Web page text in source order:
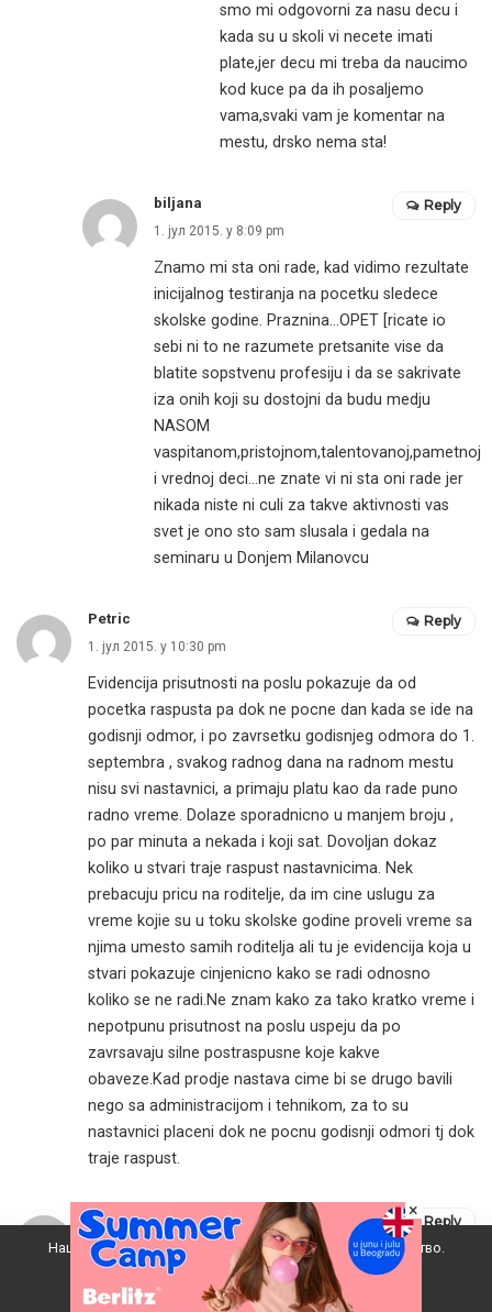
smo mi odgovorni za nasu decu i
kada su u skoli vi necete imati
plate,jer decu mi treba da naucimo
kod kuce pa da ih posaljemo
vama,svaki vam je komentar na
mestu, drsko nema sta!
biljana
1. јул 2015. у 8:09 pm
Znamo mi sta oni rade, kad vidimo rezultate
inicijalnog testiranja na pocetku sledece
skolske godine. Praznina…OPET [ricate io
sebi ni to ne razumete pretsanite vise da
blatite sopstvenu profesiju i da se sakrivate
iza onih koji su dostojni da budu medju
NASOM
vaspitanom,pristojnom,talentovanoj,pametnoj
i vrednoj deci…ne znate vi ni sta oni rade jer
nikada niste ni culi za takve aktivnosti vas
svet je ono sto sam slusala i gedala na
seminaru u Donjem Milanovcu
Reply
Petric
1. јул 2015. у 10:30 pm
Evidencija prisutnosti na poslu pokazuje da od
pocetka raspusta pa dok ne pocne dan kada se ide na
godisnji odmor, i po zavrsetku godisnjeg odmora do 1.
septembra , svakog radnog dana na radnom mestu
nisu svi nastavnici, a primaju platu kao da rade puno
radno vreme. Dolaze sporadnicno u manjem broju ,
po par minuta a nekada i koji sat. Dovoljan dokaz
koliko u stvari traje raspust nastavnicima. Nek
prebacuju pricu na roditelje, da im cine uslugu za
vreme kojie su u toku skolske godine proveli vreme sa
njima umesto samih roditelja ali tu je evidencija koja u
stvari pokazuje cinjenicno kako se radi odnosno
koliko se ne radi.Ne znam kako za tako kratko vreme i
nepotpunu prisutnost na poslu uspeju da po
zavrsavaju silne postraspusne koje kakve
obaveze.Kad prodje nastava cime bi se drugo bavili
nego sa administracijom i tehnikom, za to su
nastavnici placeni dok ne pocnu godisnji odmori tj dok
traje raspust.
Reply
Lazar
1. јул 2015. у 10:47 pm
Upravo tako, nemaju 3. već 4 mjeseca u godini ne
Reply
Наш вебсајт користи колачиће да побољша ваше искуство.
Прихватам
×